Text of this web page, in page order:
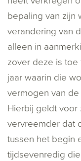
bepaling van zijn
verandering van
alleen in
zover deze is
jaar waarin die
vermogen van
Hierbij geldt
vervreemder dat
tussen het begin
tijdsevenredig